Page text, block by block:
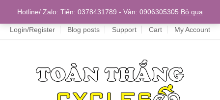
Home
Login/Register Blog posts Support Cart My Account
Hotline/ Zalo: Tiến: 0378431789 - Vân: 0906305305 Bỏ qua